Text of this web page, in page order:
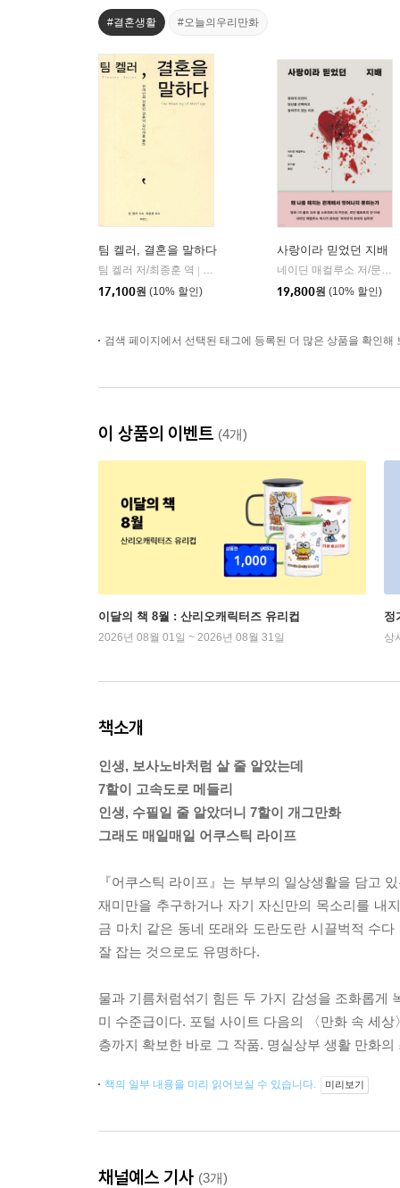
#결혼생활 #오늘의우리만화
팀 켈러, 결혼을 말하다
팀 켈러 저/최종훈 역
두란노
17,100원 (10% 할인)
사랑이라 믿었던 지배
네이딘 매컬루소 저/문가람 역
19,800원 (10% 할인)
검색 페이지에서 선택된 태그에 등록된 더 많은 상품을 확인해
이 상품의 이벤트 (4개)
이달의 책 8월 : 산리오캐릭터즈 유리컵
2026년 08월 01일 ~ 2026년 08월 31일
정
상
책소개
인생, 보사노바처럼 살 줄 알았는데
7할이 고속도로 메들리
인생, 수필일 줄 알았더니 7할이 개그만화
그래도 매일매일 어쿠스틱 라이프
『어쿠스틱 라이프』는 부부의 일상생활을 담고
재미만을 추구하거나 자기 자신만의 목소리를 내
금 마치 같은 동네 또래와 도란도란 시끌벅적 수
잘 잡는 것으로도 유명하다.
물과 기름처럼섞기 힘든 두 가지 감성을 조화롭게
미 수준급이다. 포털 사이트 다음의 〈만화 속 세
층까지 확보한 바로 그 작품. 명실상부 생활 만화
책의 일부 내용을 미리 읽어보실 수 있습니다. 미리보기
채널예스 기사 (3개)